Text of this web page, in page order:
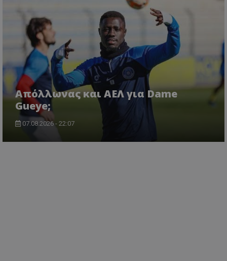
Απόλλωνας και ΑΕΛ για Dame
Gueye;
07.08.2026 - 22:07